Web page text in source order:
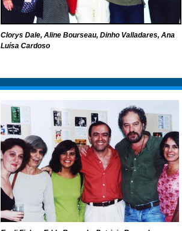
Clorys Dale, Aline Bourseau, Dinho Valladares, Ana
Luísa Cardoso